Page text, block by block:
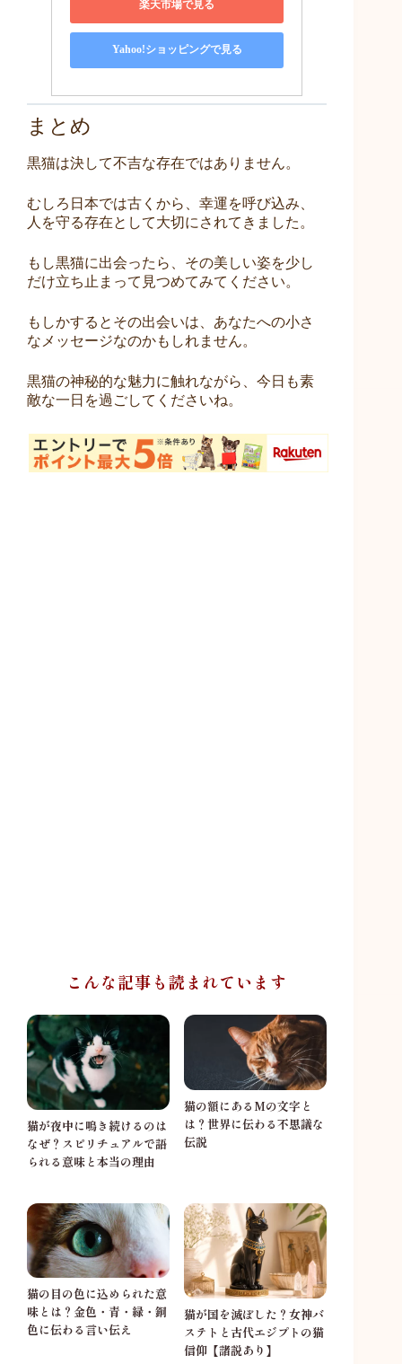
楽天市場で見る
Yahoo!ショッピングで見る
まとめ
黒猫は決して不吉な存在ではありません。
むしろ日本では古くから、幸運を呼び込み、
人を守る存在として大切にされてきました。
もし黒猫に出会ったら、その美しい姿を少し
だけ立ち止まって見つめてみてください。
もしかするとその出会いは、あなたへの小さ
なメッセージなのかもしれません。
黒猫の神秘的な魅力に触れながら、今日も素
敵な一日を過ごしてくださいね。
こんな記事も読まれています
猫が夜中に鳴き続けるのは
なぜ？スピリチュアルで語
られる意味と本当の理由
猫の額にあるMの文字と
は？世界に伝わる不思議な
伝説
猫の目の色に込められた意
味とは？金色・青・緑・銅
色に伝わる言い伝え
猫が国を滅ぼした？女神バ
ステトと古代エジプトの猫
信仰【諸説あり】